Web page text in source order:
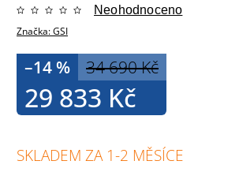
Značka:GSI
Neohodnoceno
34 690 Kč
–14 %
29 833 Kč
SKLADEM ZA 1-2 MĚSÍCE